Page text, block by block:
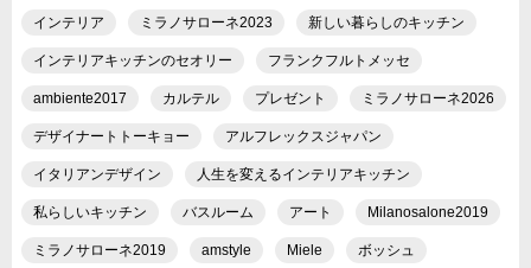
インテリア ミラノサローネ2023 新しい暮らしのキッチン
インテリアキッチンのセオリー フランクフルトメッセ
ambiente2017 カルテル プレゼント ミラノサローネ2026
デザイナートトーキョー アルフレックスジャパン
イタリアンデザイン 人生を変えるインテリアキッチン
私らしいキッチン バスルーム アート Milanosalone2019
ミラノサローネ2019 amstyle Miele ボッシュ